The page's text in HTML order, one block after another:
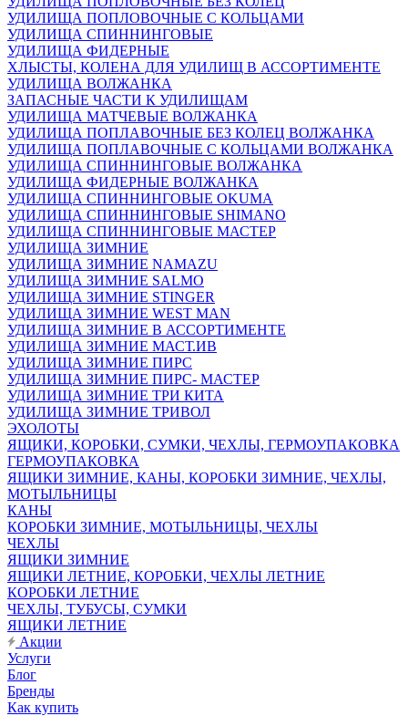
УДИЛИЩА ПОПЛОВОЧНЫЕ С КОЛЬЦАМИ
УДИЛИЩА СПИННИНГОВЫЕ
УДИЛИЩА ФИДЕРНЫЕ
ХЛЫСТЫ, КОЛЕНА ДЛЯ УДИЛИЩ В АССОРТИМЕНТЕ
УДИЛИЩА ВОЛЖАНКА
ЗАПАСНЫЕ ЧАСТИ К УДИЛИЩАМ
УДИЛИЩА МАТЧЕВЫЕ ВОЛЖАНКА
УДИЛИЩА ПОПЛАВОЧНЫЕ БЕЗ КОЛЕЦ ВОЛЖАНКА
УДИЛИЩА ПОПЛАВОЧНЫЕ С КОЛЬЦАМИ ВОЛЖАНКА
УДИЛИЩА СПИННИНГОВЫЕ ВОЛЖАНКА
УДИЛИЩА ФИДЕРНЫЕ ВОЛЖАНКА
УДИЛИЩА СПИННИНГОВЫЕ OKUMA
УДИЛИЩА СПИННИНГОВЫЕ SHIMANO
УДИЛИЩА СПИННИНГОВЫЕ МАСТЕР
УДИЛИЩА ЗИМНИЕ
УДИЛИЩА ЗИМНИЕ NAMAZU
УДИЛИЩА ЗИМНИЕ SALMO
УДИЛИЩА ЗИМНИЕ STINGER
УДИЛИЩА ЗИМНИЕ WEST MAN
УДИЛИЩА ЗИМНИЕ В АССОРТИМЕНТЕ
УДИЛИЩА ЗИМНИЕ МАСТ.ИВ
УДИЛИЩА ЗИМНИЕ ПИРС
УДИЛИЩА ЗИМНИЕ ПИРС- МАСТЕР
УДИЛИЩА ЗИМНИЕ ТРИ КИТА
УДИЛИЩА ЗИМНИЕ ТРИВОЛ
ЭХОЛОТЫ
ЯЩИКИ, КОРОБКИ, СУМКИ, ЧЕХЛЫ, ГЕРМОУПАКОВКА
ГЕРМОУПАКОВКА
ЯЩИКИ ЗИМНИЕ, КАНЫ, КОРОБКИ ЗИМНИЕ, ЧЕХЛЫ,
МОТЫЛЬНИЦЫ
КАНЫ
КОРОБКИ ЗИМНИЕ, МОТЫЛЬНИЦЫ, ЧЕХЛЫ
ЧЕХЛЫ
ЯЩИКИ ЗИМНИЕ
ЯЩИКИ ЛЕТНИЕ, КОРОБКИ, ЧЕХЛЫ ЛЕТНИЕ
КОРОБКИ ЛЕТНИЕ
ЧЕХЛЫ, ТУБУСЫ, СУМКИ
ЯЩИКИ ЛЕТНИЕ
Акции
Услуги
Блог
Бренды
Как купить